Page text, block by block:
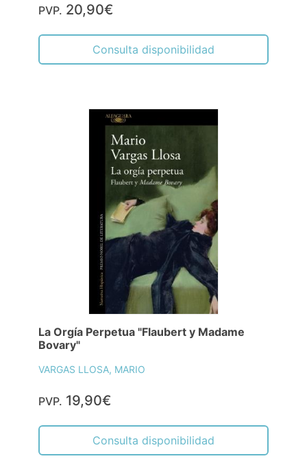
PVP. 20,90€
Consulta disponibilidad
La Orgía Perpetua "Flaubert y Madame
Bovary"
VARGAS LLOSA, MARIO
PVP. 19,90€
Consulta disponibilidad